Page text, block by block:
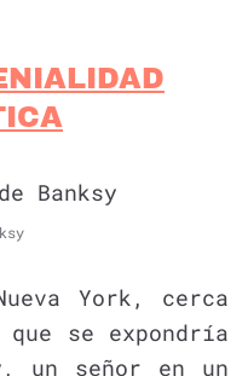
York, cerca
se expondría
un señor en un